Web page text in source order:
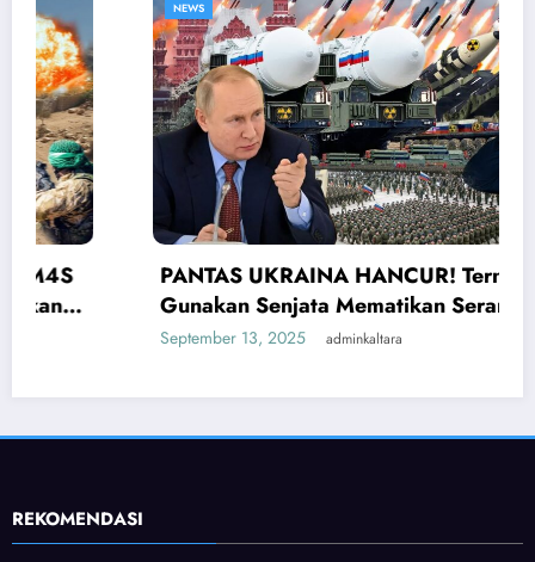
PANTAS UKRAINA HANCUR! Ternyata Rusia
Gunakan Senjata Mematikan Serang Ukraina
September 13, 2025 adminkaltara
REKOMENDASI